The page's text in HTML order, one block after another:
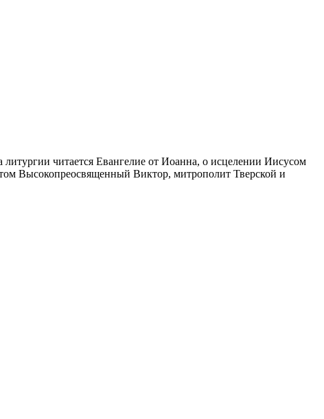
литургии читается Евангелие от Иоанна, о исцелении Иисусом
Высокопреосвященный Виктор, митрополит Тверской и